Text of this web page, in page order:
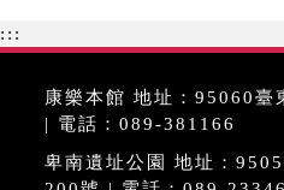
:::
康樂本館 地址：95060臺
| 電話：089-381166
卑南遺址公園 地址：